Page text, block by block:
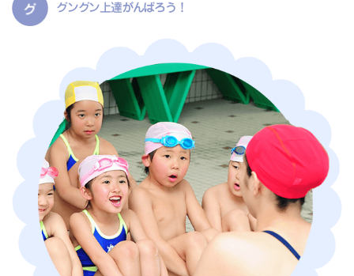
グングン上達がんばろう！